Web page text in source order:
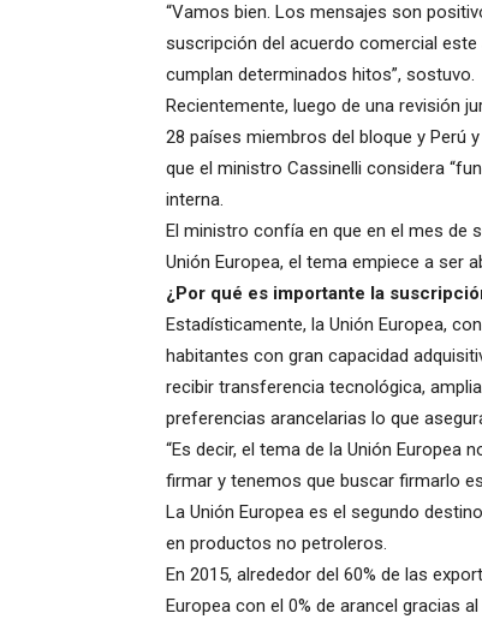
“Vamos bien. Los mensajes son
suscripción del acuerdo comercial
cumplan determinados hitos”, sostuvo.
Recientemente, luego de una revisión
28 países miembros del bloque y Perú
que el ministro Cassinelli considera
interna.
El ministro confía en que en el mes de
Unión Europea, el tema empiece a ser
¿Por qué es importante la
Estadísticamente, la Unión Europea,
habitantes con gran capacidad
recibir transferencia tecnológica,
preferencias arancelarias lo que
“Es decir, el tema de la Unión Europea
firmar y tenemos que buscar firmarlo
La Unión Europea es el segundo
en productos no petroleros.
En 2015, alrededor del 60% de las
Europea con el 0% de arancel gracias